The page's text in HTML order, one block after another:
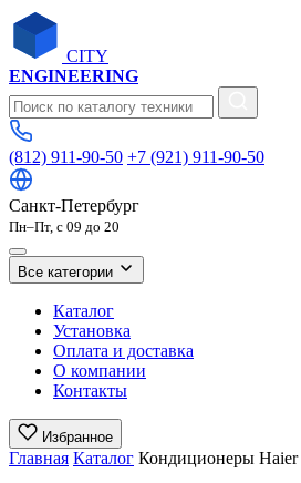
CITY
ENGINEERING
(812) 911-90-50 +7 (921) 911-90-50
Санкт-Петербург
Пн–Пт, с 09 до 20
Все категории
Каталог
Установка
Оплата и доставка
О компании
Контакты
Избранное
Главная Каталог Кондиционеры Haier